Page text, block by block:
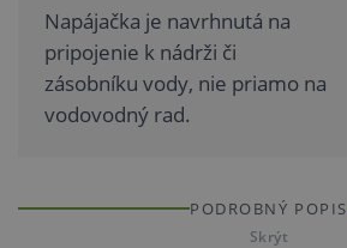
Napájačka je navrhnutá na
pripojenie k nádrži či
zásobníku vody, nie priamo na
vodovodný rad.
PODROBNÝ POPIS
Skrýt